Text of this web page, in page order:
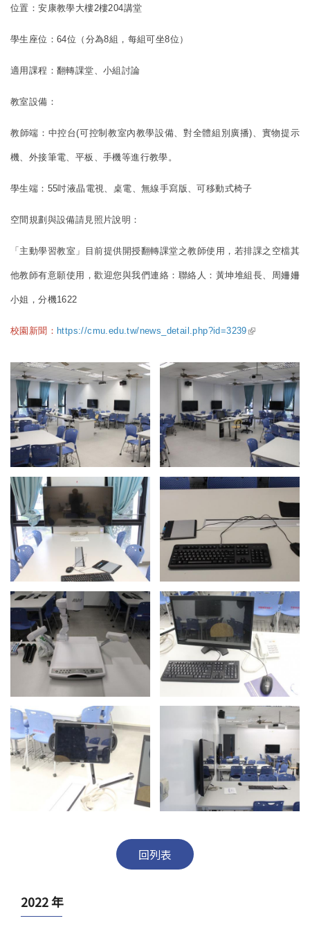
位置：安康教學大樓2樓204講堂
學生座位：64位（分為8組，每組可坐8位）
適用課程：翻轉課堂、小組討論
教室設備：
教師端：中控台(可控制教室內教學設備、對全體組別廣播)、實物提示
機、外接筆電、平板、手機等進行教學。
學生端：55吋液晶電視、桌電、無線手寫版、可移動式椅子
空間規劃與設備請見照片說明：
「主動學習教室」目前提供開授翻轉課堂之教師使用，若排課之空檔其
他教師有意願使用，歡迎您與我們連絡：聯絡人：黃坤堆組長、周姍姍
小姐，分機1622
校園新聞： https://cmu.edu.tw/news_detail.php?id=3239
(link is
回列表
2022 年